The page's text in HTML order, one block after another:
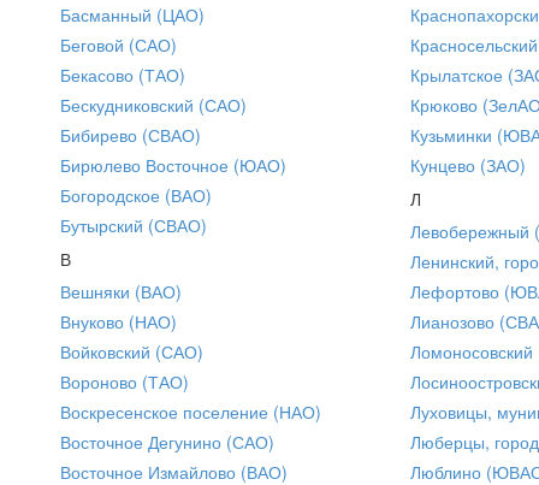
Басманный (ЦАО)
Беговой (САО)
Бекасово (ТАО)
Бескудниковский (САО)
Бибирево (СВАО)
Бирюлево Восточное (ЮАО)
Богородское (ВАО)
Бутырский (СВАО)
В
Вешняки (ВАО)
Внуково (НАО)
Войковский (САО)
Вороново (ТАО)
Воскресенское поселение (НАО)
Восточное Дегунино (САО)
Восточное Измайлово (ВАО)
Крылатское
Крюково
Кузьминки
Кунцево (ЗАО)
Л
Ленинский,
Лефортово
Лианозово
Луховицы,
Люберцы,
Люблино